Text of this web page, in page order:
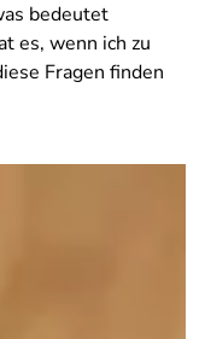
bedeutet
es, wenn ich zu
Fragen finden